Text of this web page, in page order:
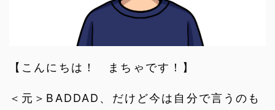
【こんにちは！ まちゃです！】
＜元＞BADDAD、だけど今は自分で言うのも